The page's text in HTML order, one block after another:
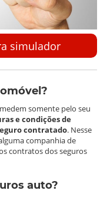
simulador
somente pelo seu
e condições de
contratado. Nesse
companhia de
contratos dos seguros
auto?